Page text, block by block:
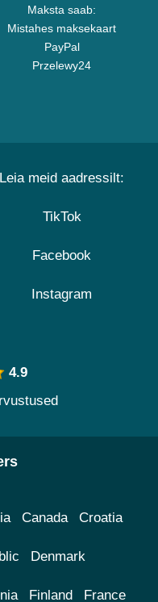
Maksta saab:
Mistahes maksekaart
PayPal
Przelewy24
Leia meid aadressilt:
TikTok
Facebook
Instagram
4.9
Canada Croatia
Denmark
Finland France